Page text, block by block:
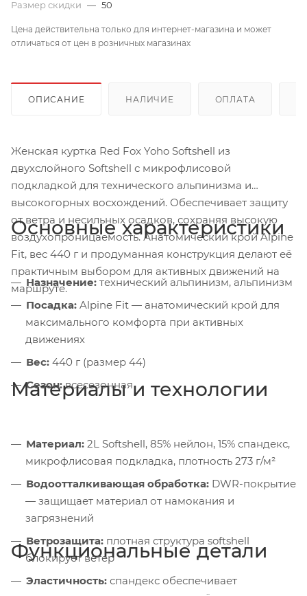
Размер скидки — 50
Цена действительна только для интернет-магазина и может
отличаться от цен в розничных магазинах
ОПИСАНИЕ НАЛИЧИЕ ОПЛАТА
Женская куртка Red Fox Yoho Softshell из
двухслойного Softshell с микрофлисовой
подкладкой для технического альпинизма и
высокогорных восхождений. Обеспечивает защиту
от ветра и несильных осадков, сохраняя высокую
воздухопроницаемость. Анатомический крой Alpine
Fit, вес 440 г и продуманная конструкция делают её
практичным выбором для активных движений на
маршруте.
Основные характеристики
Назначение: технический альпинизм, альпинизм
Посадка: Alpine Fit — анатомический крой для
максимального комфорта при активных
движениях
Вес: 440 г (размер 44)
Сезон:всесезонная
Материалы и технологии
Материал: 2L Softshell, 85% нейлон, 15% спандекс,
микрофлисовая подкладка, плотность 273 г/м²
Водоотталкивающая обработка: DWR-покрытие
— защищает материал от намокания и
загрязнений
Ветрозащита: плотная структура softshell
блокирует ветер
Эластичность: спандекс обеспечивает
Функциональные детали